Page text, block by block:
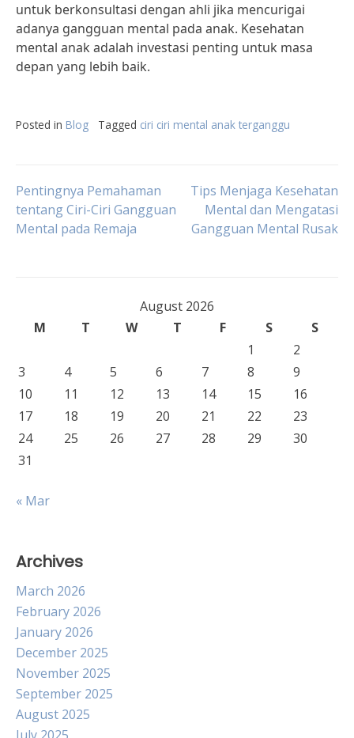
untuk berkonsultasi dengan ahli jika mencurigai
adanya gangguan mental pada anak. Kesehatan
mental anak adalah investasi penting untuk masa
depan yang lebih baik.
Posted in Blog Tagged ciri ciri mental anak terganggu
Post
navigation
Pentingnya Pemahaman
tentang Ciri-Ciri Gangguan
Mental pada Remaja
Tips Menjaga Kesehatan
Mental dan Mengatasi
Gangguan Mental Rusak
August 2026
M
T W T F S
S
1
2
3
4 5 6 7 8
9
10
11 12 13 14 15
16
17
18 19 20 21 22
23
24
25 26 27 28 29
30
31
« Mar
Archives
March 2026
February 2026
January 2026
December 2025
November 2025
September 2025
August 2025